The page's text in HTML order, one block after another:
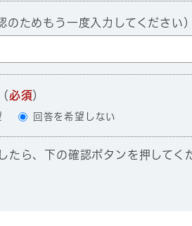
のためもう一度入力してください）
（必須）
回答を希望しない
たら、下の確認ボタンを押してく